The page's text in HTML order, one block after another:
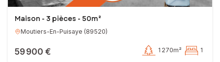
Maison - 3 pièces - 50m²
Moutiers-En-Puisaye (89520)
59 900 € 1 270m² 1